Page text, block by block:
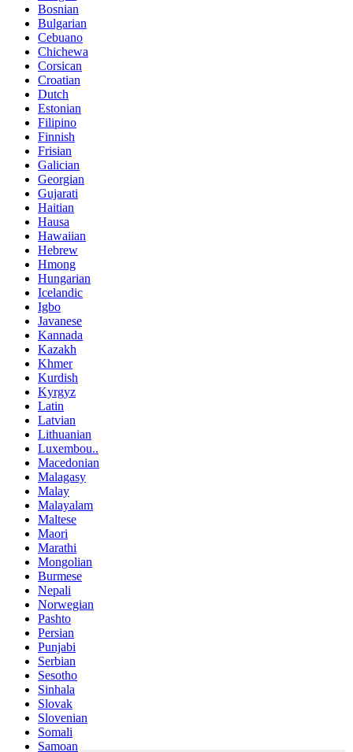
Bosnian
Bulgarian
Cebuano
Chichewa
Corsican
Croatian
Dutch
Estonian
Filipino
Finnish
Frisian
Galician
Georgian
Gujarati
Haitian
Hausa
Hawaiian
Hebrew
Hmong
Hungarian
Icelandic
Igbo
Javanese
Kannada
Kazakh
Khmer
Kurdish
Kyrgyz
Latin
Latvian
Lithuanian
Luxembou..
Macedonian
Malagasy
Malay
Malayalam
Maltese
Maori
Marathi
Mongolian
Burmese
Nepali
Norwegian
Pashto
Persian
Punjabi
Serbian
Sesotho
Sinhala
Slovak
Slovenian
Somali
Samoan